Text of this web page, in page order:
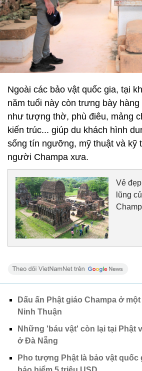
Ngoài các bảo vật quốc gia, tại
năm tuổi này còn trưng bày
như tượng thờ, phù điêu, mảng
kiến trúc... giúp du khách hình
sống tín ngưỡng, mỹ thuật và kỹ
người Champa xưa.
Vẻ
lũng
Dấu ấn Phật giáo Champa ở
Ninh Thuận
Những 'báu vật' còn lại tại Phật
ở Đà Nẵng
Pho tượng Phật là bảo vật